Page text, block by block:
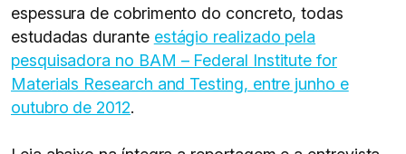
espessura de cobrimento do concreto, todas
estudadas durante estágio realizado pela
pesquisadora no BAM – Federal Institute for
Materials Research and Testing, entre junho e
outubro de 2012.